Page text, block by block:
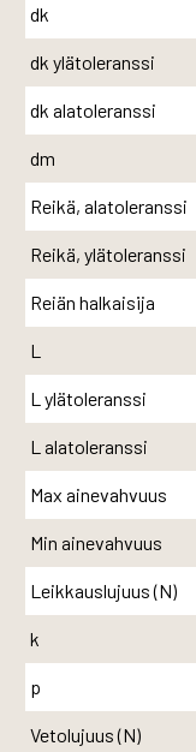
dk
dk ylätoleranssi
dk alatoleranssi
dm
Reikä, alatoleranssi
Reikä, ylätoleranssi
Reiän halkaisija
L
L ylätoleranssi
L alatoleranssi
Max ainevahvuus
Min ainevahvuus
Leikkauslujuus (N)
k
p
Vetolujuus (N)